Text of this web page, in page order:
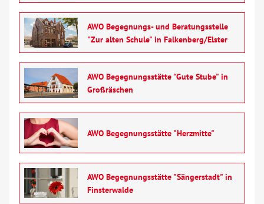
AWO Begegnungs- und Beratungsstelle
"Zur alten Schule" in Falkenberg/Elster
AWO Begegnungsstätte "Gute Stube" in
Großräschen
AWO Begegnungsstätte "Herzmitte"
AWO Begegnungsstätte "Sängerstadt" in
Finsterwalde